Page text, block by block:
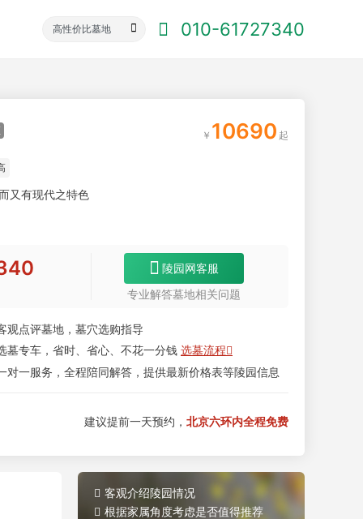
010-61727340
10690
又有现代之特色
陵园网客服
专业解答墓地相关问题
观点评墓地，墓穴选购指导
墓专车，省时、省心、不花一分钱 选墓流程
对一服务，全程陪同解答，提供最新价格表等陵园信息
建议提前一天预约， 北京六环内全程免费
客观介绍陵园情况
根据家属角度考虑是否值得推荐